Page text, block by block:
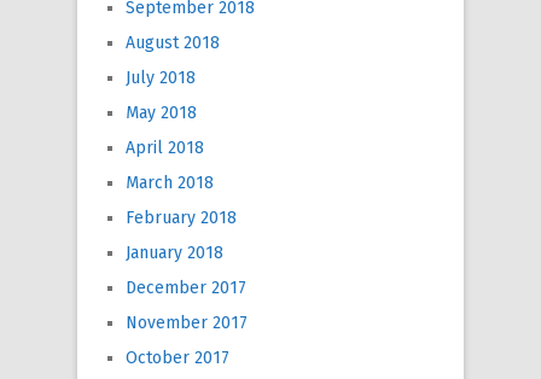
September 2018
August 2018
July 2018
May 2018
April 2018
March 2018
February 2018
January 2018
December 2017
November 2017
October 2017